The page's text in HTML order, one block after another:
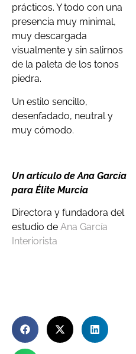
prácticos. Y todo con una
presencia muy minimal,
muy descargada
visualmente y sin salirnos
de la paleta de los tonos
piedra.
Un estilo sencillo,
desenfadado, neutral y
muy cómodo.
Un artículo de Ana García
para Élite Murcia
Directora y fundadora del
estudio de Ana García
Interiorista